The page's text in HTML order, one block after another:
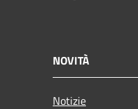
NOVITÀ
Notizie